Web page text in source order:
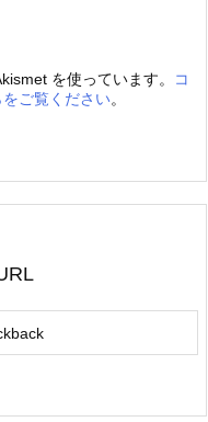
を使っています。
コ
ご覧ください。